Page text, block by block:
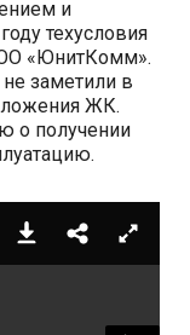
и
техусловия
«ЮнитКомм».
заметили в
ЖК.
о получении